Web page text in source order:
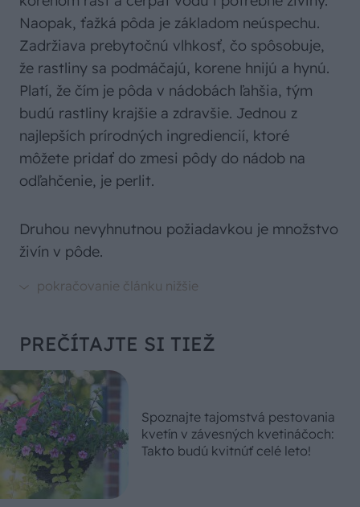
Naopak, ťažká pôda je základom neúspechu.
Zadržiava prebytočnú vlhkosť, čo spôsobuje,
že rastliny sa podmáčajú, korene hnijú a hynú.
Platí, že čím je pôda v nádobách ľahšia, tým
budú rastliny krajšie a zdravšie. Jednou z
najlepších prírodných ingrediencií, ktoré
môžete pridať do zmesi pôdy do nádob na
odľahčenie, je perlit.
Druhou nevyhnutnou požiadavkou je množstvo
živín v pôde.
PREČÍTAJTE SI TIEŽ
Spoznajte tajomstvá pestovania
kvetín v závesných kvetináčoch:
Takto budú kvitnúť celé leto!